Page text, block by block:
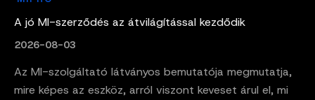
A jó MI-szerződés az átvilágítással kezdődik
2026-08-03
Az MI-szolgáltató látványos bemutatója megmutatja,
mire képes az eszköz, arról viszont keveset árul el, mi